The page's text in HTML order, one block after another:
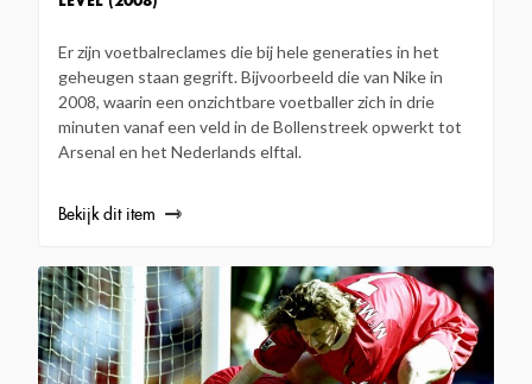
Er zijn voetbalreclames die bij hele generaties in het
geheugen staan gegrift. Bijvoorbeeld die van Nike in
2008, waarin een onzichtbare voetballer zich in drie
minuten vanaf een veld in de Bollenstreek opwerkt tot
Arsenal en het Nederlands elftal.
Bekijk dit item